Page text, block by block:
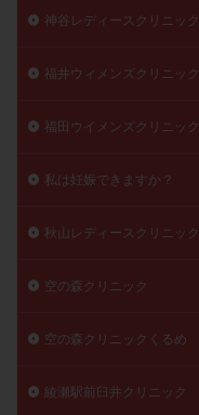
神谷レディースクリニック
福井ウィメンズクリニック
福田ウイメンズクリニック
私は妊娠できますか？
秋山レディースクリニック
空の森クリニック
空の森クリニックくるめ
綾瀬駅前臼井クリニック